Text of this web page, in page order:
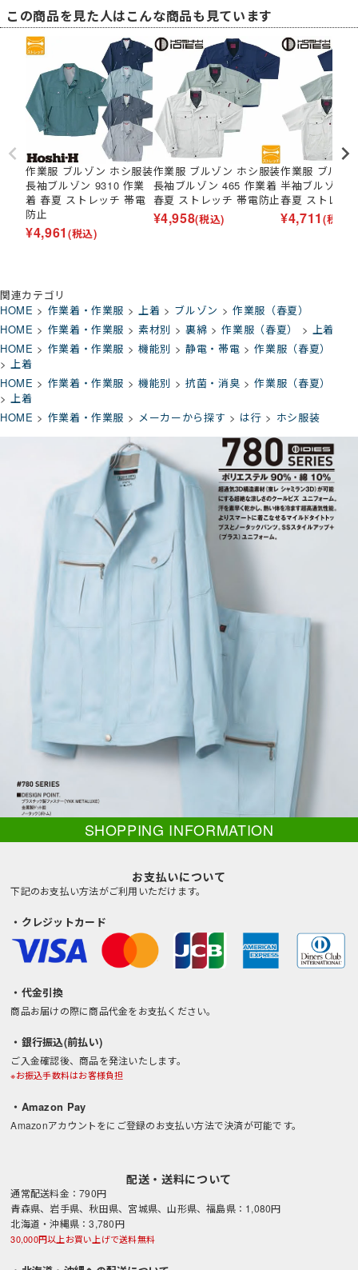
この商品を見た人はこんな商品も見ています
作業服 ブルゾン ホシ服装
長袖ブルゾン 9310 作業
着 春夏 ストレッチ 帯電
防止
¥4,961 (税込)
作業服 ブルゾン ホシ服装
長袖ブルゾン 465 作業着
春夏 ストレッチ 帯電防止
¥4,958(税込)
作業服 ブルゾ
半袖ブルゾン
春夏 ストレッ
¥4,711 (税込)
関連カテゴリ
HOME
作業着・作業服 上着 ブルゾン
作業服（春夏）
HOME
作業着・作業服 素材別 裏綿 作業服（春夏）
上着
HOME
作業着・作業服 機能別 静電・帯電
作業服（春夏）
上着
HOME
作業着・作業服 機能別 抗菌・消臭
作業服（春夏）
上着
HOME
作業着・作業服 メーカーから探す は行 ホシ服装
SHOPPING INFORMATION
お支払いについて
下記のお支払い方法がご利用いただけます。
・クレジットカード
・代金引換
商品お届けの際に商品代金をお支払ください。
・銀行振込(前払い)
ご入金確認後、商品を発注いたします。
※お振込手数料はお客様負担
・Amazon Pay
Amazonアカウントをにご登録のお支払い方法で決済が可能です。
配送・送料について
通常配送料金：790円
青森県、岩手県、秋田県、宮城県、山形県、福島県：1,080円
北海道・沖縄県：3,780円
30,000円以上お買い上げで送料無料